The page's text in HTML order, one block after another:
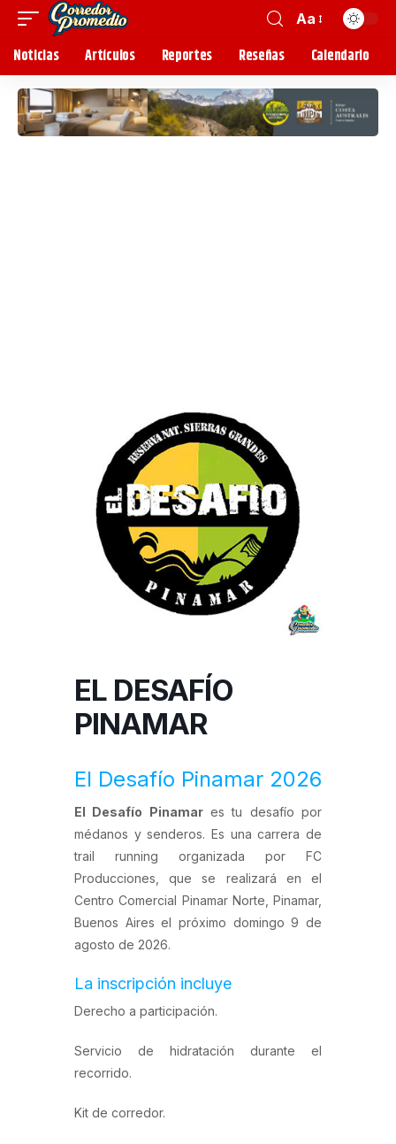
Aa
Noticias Artículos Reportes Reseñas Calendario
EL DESAFÍO
PINAMAR
El Desafío Pinamar 2026
El Desafío Pinamares tu desafío por
médanos y senderos. Es una carrera de
trail running organizada por FC
Producciones, que se realizará en el
Centro Comercial Pinamar Norte, Pinamar,
Buenos Aires el próximo domingo 9 de
agosto de 2026.
La inscripción incluye
Derecho a participación.
Servicio de hidratación durante el
recorrido.
Kit de corredor.